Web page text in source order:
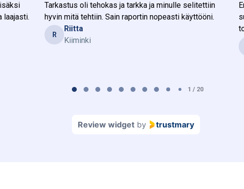
laajasti.
Tarkastus oli tehokas ja tarkka ja minulle selitettiin
hyvin mitä tehtiin. Sain raportin nopeasti käyttööni.
R
Riitta
Kiiminki
1 / 20
Review widgetby trustmary